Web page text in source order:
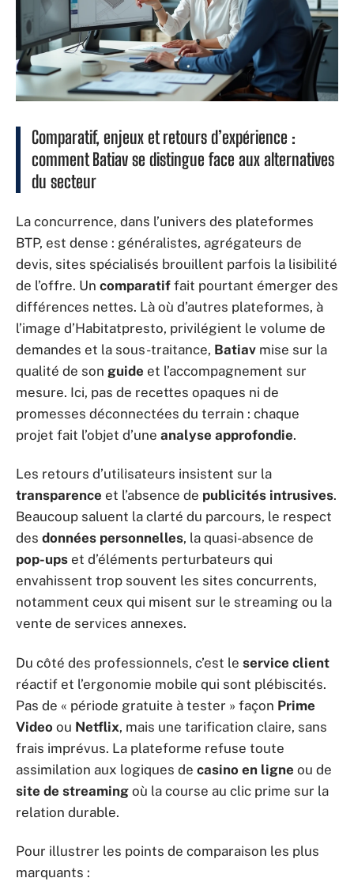
Comparatif, enjeux et retours d’expérience :
comment Batiav se distingue face aux alternatives
du secteur
La concurrence, dans l’univers des plateformes
BTP, est dense : généralistes, agrégateurs de
devis, sites spécialisés brouillent parfois la lisibilité
de l’offre. Un comparatif fait pourtant émerger des
différences nettes. Là où d’autres plateformes, à
l’image d’Habitatpresto, privilégient le volume de
demandes et la sous-traitance, Batiav mise sur la
qualité de son guide et l’accompagnement sur
mesure. Ici, pas de recettes opaques ni de
promesses déconnectées du terrain : chaque
projet fait l’objet d’une analyse approfondie.
Les retours d’utilisateurs insistent sur la
transparence et l’absence de publicités intrusives.
Beaucoup saluent la clarté du parcours, le respect
des données personnelles, la quasi-absence de
pop-ups et d’éléments perturbateurs qui
envahissent trop souvent les sites concurrents,
notamment ceux qui misent sur le streaming ou la
vente de services annexes.
Du côté des professionnels, c’est le service client
réactif et l’ergonomie mobile qui sont plébiscités.
Pas de « période gratuite à tester » façon Prime
Video ou Netflix, mais une tarification claire, sans
frais imprévus. La plateforme refuse toute
assimilation aux logiques de casino en ligne ou de
site de streaming où la course au clic prime sur la
relation durable.
Pour illustrer les points de comparaison les plus
marquants :